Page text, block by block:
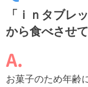
「ｉｎタブレ
から食べさせ
お菓子のため年齢